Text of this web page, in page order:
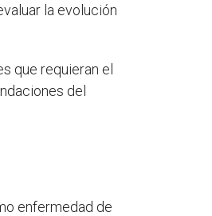
la evolución
que requieran el
del
enfermedad de